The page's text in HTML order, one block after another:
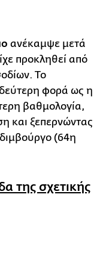
ανέκαμψε μετά
προκληθεί από
Το
φορά ως η
βαθμολογία,
και ξεπερνώντας
(64η
της σχετικής